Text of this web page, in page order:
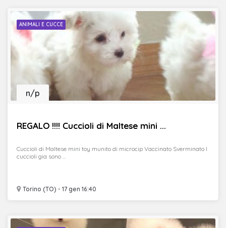
ANIMALI E CUCCE
REGALO !!!! Cuccioli di Maltese mini ...
Torino (TO) - 17 gen 16:40
n/p
Cuccioli di Maltese mini toy munito di microcip Vaccinato Sverminato I
cuccioli gia sono ...